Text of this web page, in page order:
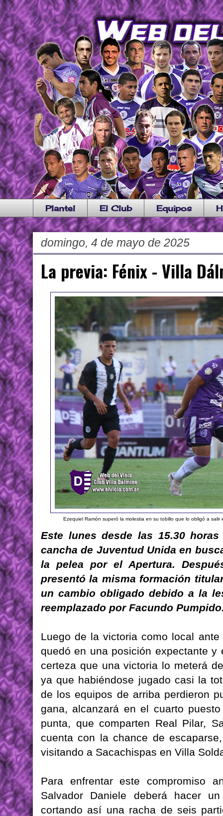
Plantel El Club Equipos
domingo, 4 de mayo de 2025
La previa: Fénix - Villa
Ezequiel Ramón superó la molestia en su tobillo que lo obligó a
Este lunes desde las 15.30
cancha de Juventud Unida en
la pelea por el Apertura.
presentó la misma formación
un cambio obligado debido a la
reemplazado por Facundo
Luego de la victoria como local
quedó en una posición expectante
certeza que una victoria lo meterá
ya que habiéndose jugado casi la
de los equipos de arriba perdieron
gana, alcanzará en el cuarto
punta, que comparten Real Pilar,
cuenta con la chance de
visitando a Sacachispas en Villa
Para enfrentar este compromiso
Salvador Daniele deberá hacer
cortando así una racha de seis